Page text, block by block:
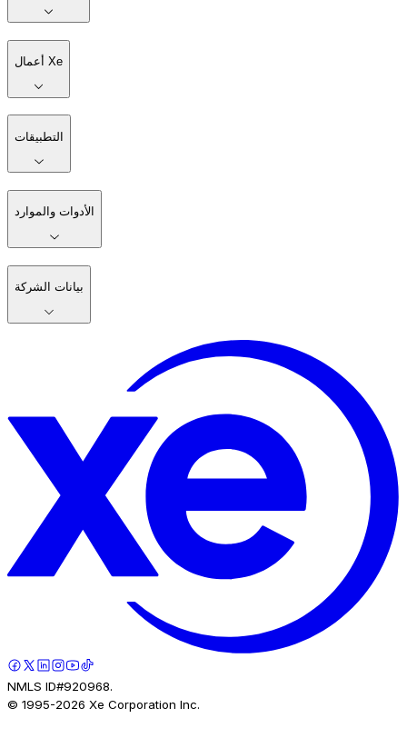
أعمال Xe
التطبيقات
الأدوات والموارد
بيانات الشركة
NMLS ID#920968.
© 1995-2026 Xe Corporation Inc.